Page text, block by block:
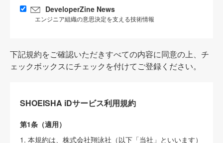
DeveloperZine News
エンジニア組織の意思決定を支える技術情報
下記規約をご確認いただきすべての内容に同意の上、チ
ェックボックスにチェックを付けてご登録ください。
SHOEISHA iDサービス利用規約
第1条（適用）
1. 本規約は、株式会社翔泳社（以下「当社」といいます）